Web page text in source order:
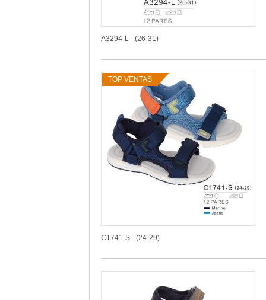
A3294-L - (26-31)
TOP VENTAS
C1741-S - (24-29)